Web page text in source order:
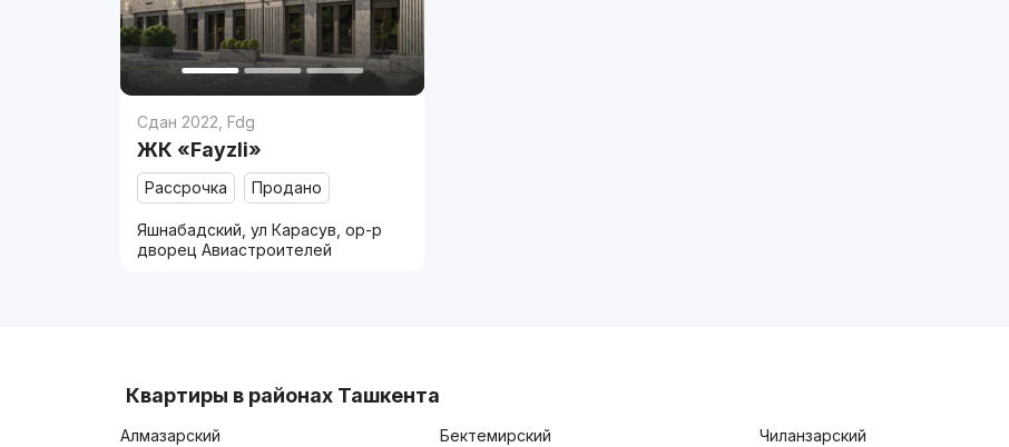
Сдан 2022 Fdg
ЖК «Fayzli»
Рассрочка Продано
Яшнабадский, ул Карасув, ор-р
дворец Авиастроителей
Квартиры в районах Ташкента
Алмазарский Бектемирский
Чиланзарский